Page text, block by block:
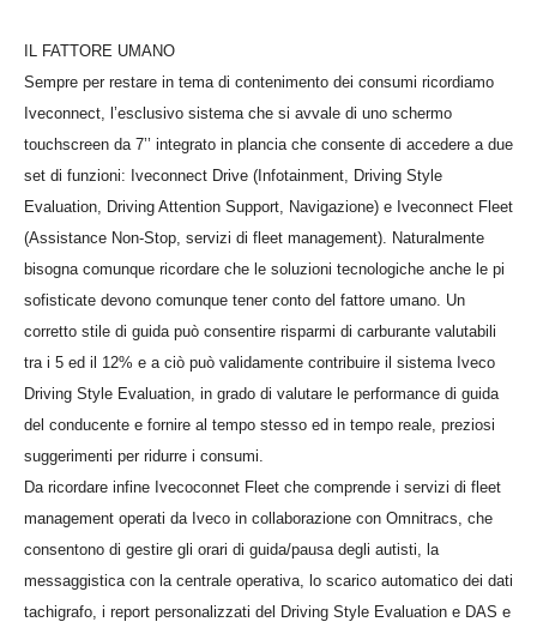
IL FATTORE UMANO
Sempre per restare in tema di contenimento dei consumi ricordiamo
Iveconnect, l’esclusivo sistema che si avvale di uno schermo
touchscreen da 7’’ integrato in plancia che consente di accedere a due
set di funzioni: Iveconnect Drive (Infotainment, Driving Style
Evaluation, Driving Attention Support, Navigazione) e Iveconnect Fleet
(Assistance Non-Stop, servizi di fleet management). Naturalmente
bisogna comunque ricordare che le soluzioni tecnologiche anche le pi
sofisticate devono comunque tener conto del fattore umano. Un
corretto stile di guida può consentire risparmi di carburante valutabili
tra i 5 ed il 12% e a ciò può validamente contribuire il sistema Iveco
Driving Style Evaluation, in grado di valutare le performance di guida
del conducente e fornire al tempo stesso ed in tempo reale, preziosi
suggerimenti per ridurre i consumi.
Da ricordare infine Ivecoconnet Fleet che comprende i servizi di fleet
management operati da Iveco in collaborazione con Omnitracs, che
consentono di gestire gli orari di guida/pausa degli autisti, la
messaggistica con la centrale operativa, lo scarico automatico dei dati
tachigrafo, i report personalizzati del Driving Style Evaluation e DAS e